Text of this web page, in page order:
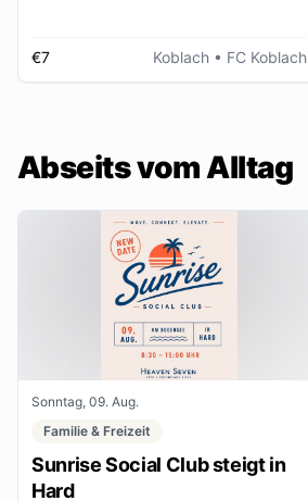
€7 Koblach • FC Koblach
Abseits vom Alltag
Sonntag, 09. Aug.
Familie & Freizeit
Sunrise Social Club steigt in
Hard